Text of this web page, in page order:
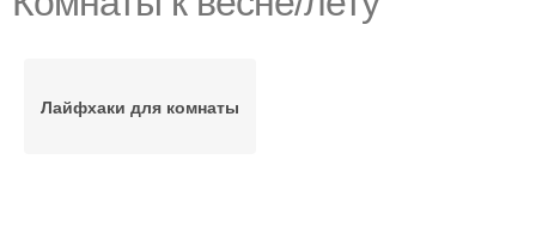
Лайфхаки для комнаты